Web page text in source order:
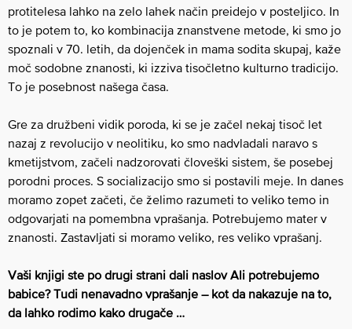
protitelesa lahko na zelo lahek način preidejo v posteljico. In
to je potem to, ko kombinacija znanstvene metode, ki smo jo
spoznali v 70. letih, da dojenček in mama sodita skupaj, kaže
moč sodobne znanosti, ki izziva tisočletno kulturno tradicijo.
To je posebnost našega časa.
Gre za družbeni vidik poroda, ki se je začel nekaj tisoč let
nazaj z revolucijo v neolitiku, ko smo nadvladali naravo s
kmetijstvom, začeli nadzorovati človeški sistem, še posebej
porodni proces. S socializacijo smo si postavili meje. In danes
moramo zopet začeti, če želimo razumeti to veliko temo in
odgovarjati na pomembna vprašanja. Potrebujemo mater v
znanosti. Zastavljati si moramo veliko, res veliko vprašanj.
Vaši knjigi ste po drugi strani dali naslov Ali potrebujemo
babice? Tudi nenavadno vprašanje – kot da nakazuje na to,
da lahko rodimo kako drugače …